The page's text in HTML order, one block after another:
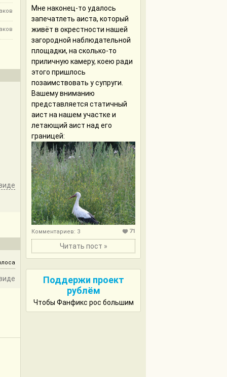
Мне наконец-то удалось
запечатлеть аиста, который
живёт в окрестности нашей
загородной наблюдательной
площадки, на сколько-то
приличную камеру, коею ради
этого пришлось
позаимствовать у супруги.
Вашему вниманию
представляется статичный
аист на нашем участке и
летающий аист над его
границей:
Комментариев: 3 71
Читать пост »
Поддержи проект
рублём
Чтобы Фанфикс рос большим